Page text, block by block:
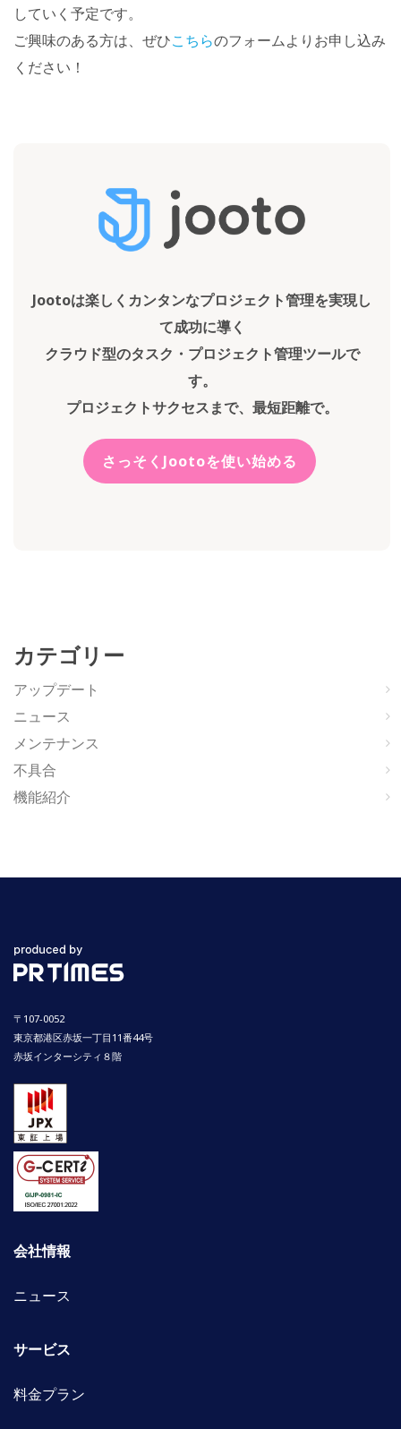
していく予定です。
ご興味のある方は、ぜひこちらのフォームよりお申し込み
ください！
Jootoは楽しくカンタンなプロジェクト管理を実現し
て成功に導く
クラウド型のタスク・プロジェクト管理ツールで
す。
プロジェクトサクセスまで、最短距離で。
さっそくJootoを使い始める
カテゴリー
アップデート
ニュース
メンテナンス
不具合
機能紹介
〒107-0052
東京都港区赤坂一丁目11番44号
赤坂インターシティ８階
会社情報
ニュース
サービス
料金プラン